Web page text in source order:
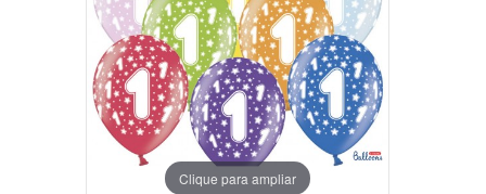
Clique para ampliar